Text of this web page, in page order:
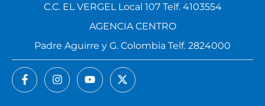
C.C. EL VERGEL Local 107 Telf. 4103554
AGENCIA CENTRO
Padre Aguirre y G. Colombia Telf. 2824000